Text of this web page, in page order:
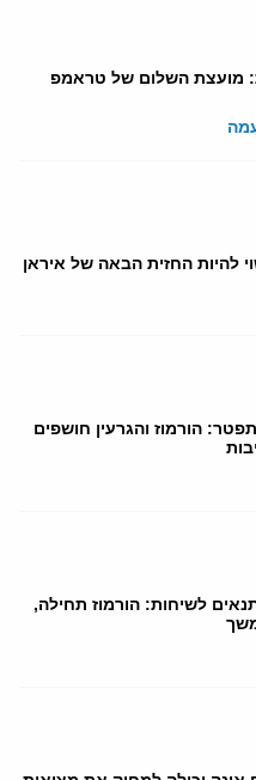
מועצת השלום של טראמפ
להיות החזית הבאה של איראן
הורמוז והגרעין חושפים
לשיחות: הורמוז תחילה,